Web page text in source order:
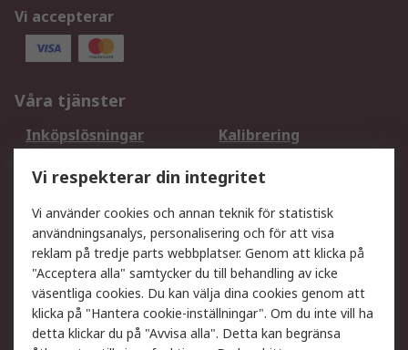
Vi accepterar
Våra tjänster
Inköpslösningar
Kalibrering
DesignSpark
Teknisk Support
Ditt lokala säljteam
Exportlösningar
Support
Få hjälp
Retur av varor
Leverans
Spåra din order
Begär en fakturakopi
Fördelar med RS-konto
Vi respekterar din integritet
Vi använder cookies och annan teknik för statistisk
användningsanalys, personalisering och för att visa
reklam på tredje parts webbplatser. Genom att klicka på
"Acceptera alla" samtycker du till behandling av icke
väsentliga cookies. Du kan välja dina cookies genom att
klicka på "Hantera cookie-inställningar". Om du inte vill ha
detta klickar du på "Avvisa alla". Detta kan begränsa